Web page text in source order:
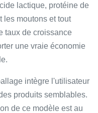
lactique, protéine de
les moutons et tout
taux de croissance
une vraie économie
intègre l'utilisateur
produits semblables.
de ce modèle est au